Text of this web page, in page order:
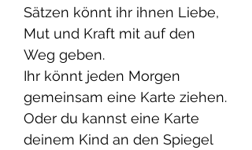
Sätzen könnt ihr ihnen Liebe,
Mut und Kraft mit auf den
Weg geben.
Ihr könnt jeden Morgen
gemeinsam eine Karte ziehen.
Oder du kannst eine Karte
deinem Kind an den Spiegel